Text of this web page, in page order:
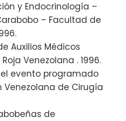
y Endocrinología –
– Facultad de
Auxilios Médicos
Venezolana . 1996.
evento programado
Venezolana de Cirugía
de